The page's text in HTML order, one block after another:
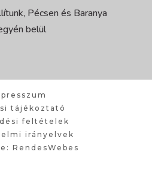
Pécsen és Baranya
belül
tájékoztató
feltételek
irányelvek
RendesWebes